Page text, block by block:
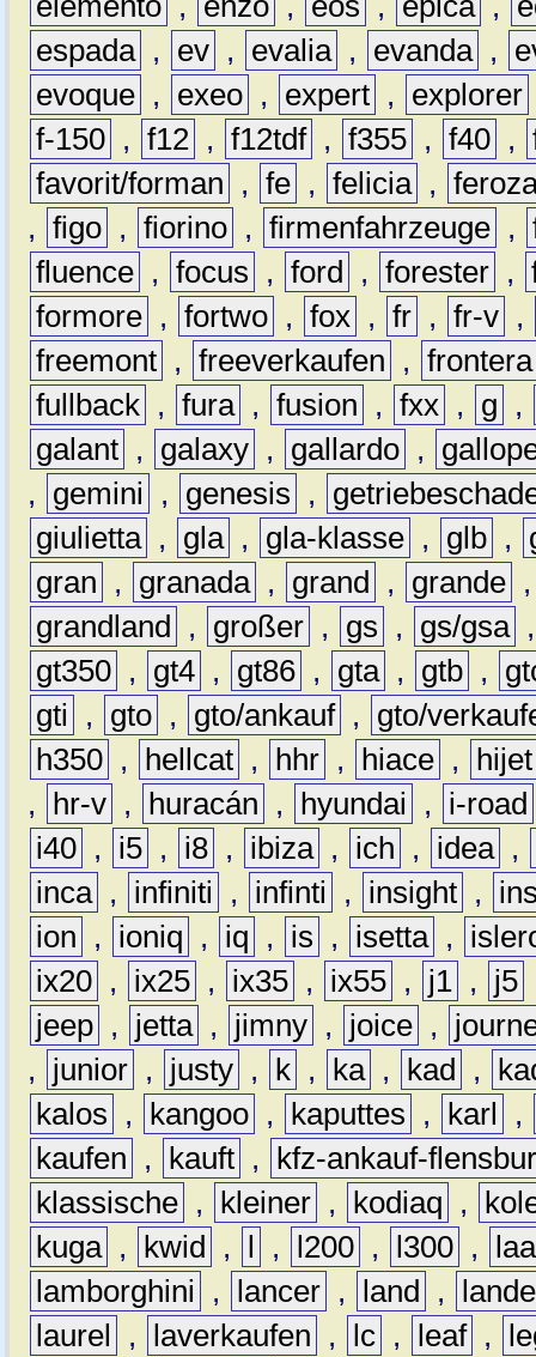
espada , ev , evalia , evanda ,
evoque , exeo , expert , explorer
f-150 , f12 , f12tdf , f355 , f40 ,
favorit/forman
, fe , felicia ,
, figo , fiorino , firmenfahrzeuge ,
fluence , focus , ford , forester ,
formore , fortwo , fox , fr , fr-v ,
freemont , freeverkaufen , frontera
fullback , fura , fusion , fxx , g
,
galant , galaxy , gallardo ,
,
gemini , genesis ,
giulietta , gla , gla-klasse , glb ,
gran
, granada , grand , grande
grandland
, großer , gs , gs/gsa
gt350 , gt4 , gt86 , gta , gtb ,
gti
, gto , gto/ankauf ,
gto/
h350 , hellcat , hhr , hiace ,
hijet
,
hr-v , huracán , hyundai ,
i-road
i40 , i5 , i8 , ibiza , ich , idea ,
inca , infiniti , infinti , insight ,
ion
, ioniq , iq , is , isetta ,
ix20 , ix25 , ix35 , ix55 , j1 , j5
jeep , jetta , jimny , joice ,
,
junior , justy , k , ka , kad ,
kalos
, kangoo , kaputtes , karl
,
kaufen
, kauft ,
kfz-ankauf-
klassische , kleiner , kodiaq ,
kuga , kwid , l , l200 , l300 ,
lamborghini
, lancer , land ,
laurel
, laverkaufen , lc , leaf ,